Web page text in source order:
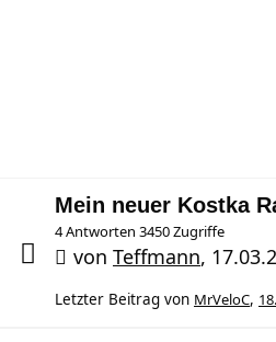
Mein neuer Kostka
4 Antworten 3450 Zugriffe
von Teffmann,
Letzter Beitrag von MrVeloC,